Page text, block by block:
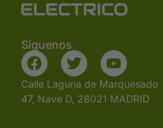
Siguenos
Calle Laguna de Marquesado
47, Nave D, 28021 MADRID